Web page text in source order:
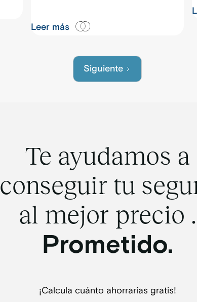
Leer más
Siguiente
Te ayudamos a
conseguir tu
al mejor precio .
Prometido.
¡Calcula cuánto ahorrarías gratis!